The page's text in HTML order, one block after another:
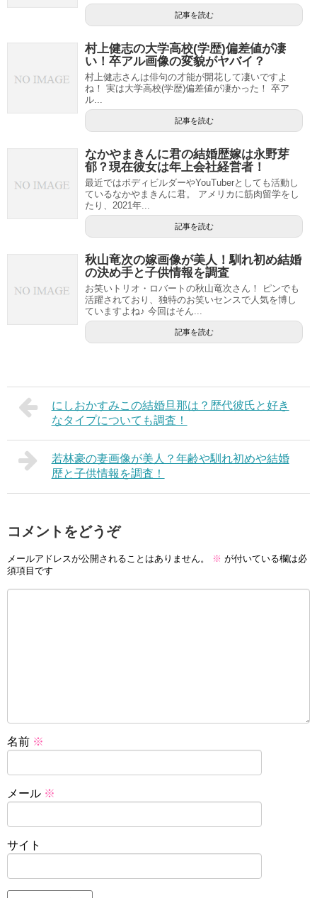
記事を読む
村上健志の大学高校(学歴)偏差値が凄
い！卒アル画像の変貌がヤバイ？
村上健志さんは俳句の才能が開花して凄いですよ
ね！ 実は大学高校(学歴)偏差値が凄かった！ 卒ア
ル...
記事を読む
なかやまきんに君の結婚歴嫁は永野芽
郁？現在彼女は年上会社経営者！
最近ではボディビルダーやYouTuberとしても活動し
ているなかやまきんに君。 アメリカに筋肉留学をし
たり、2021年...
記事を読む
秋山竜次の嫁画像が美人！馴れ初め結婚
の決め手と子供情報を調査
お笑いトリオ・ロバートの秋山竜次さん！ ピンでも
活躍されており、独特のお笑いセンスで人気を博し
ていますよね♪ 今回はそん...
記事を読む
にしおかすみこの結婚旦那は？歴代彼氏と好き
なタイプについても調査！
若林豪の妻画像が美人？年齢や馴れ初めや結婚
歴と子供情報を調査！
コメントをどうぞ
メールアドレスが公開されることはありません。 ※ が付いている欄は必
須項目です
名前 ※
メール ※
サイト